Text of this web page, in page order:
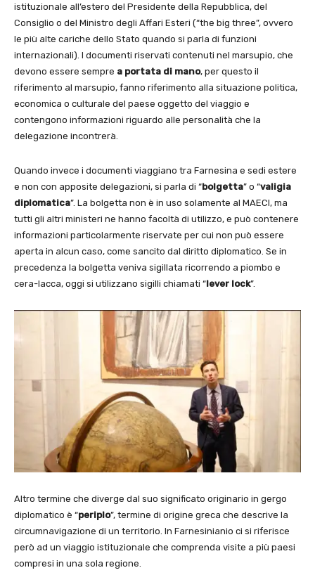
istituzionale all’estero del Presidente della Repubblica, del
Consiglio o del Ministro degli Affari Esteri (“the big three”, ovvero
le più alte cariche dello Stato quando si parla di funzioni
internazionali). I documenti riservati contenuti nel marsupio, che
devono essere sempre a portata di mano, per questo il
riferimento al marsupio, fanno riferimento alla situazione politica,
economica o culturale del paese oggetto del viaggio e
contengono informazioni riguardo alle personalità che la
delegazione incontrerà.
Quando invece i documenti viaggiano tra Farnesina e sedi estere
e non con apposite delegazioni, si parla di “bolgetta” o “valigia
diplomatica”. La bolgetta non è in uso solamente al MAECI, ma
tutti gli altri ministeri ne hanno facoltà di utilizzo, e può contenere
informazioni particolarmente riservate per cui non può essere
aperta in alcun caso, come sancito dal diritto diplomatico. Se in
precedenza la bolgetta veniva sigillata ricorrendo a piombo e
cera-lacca, oggi si utilizzano sigilli chiamati “lever lock”.
Altro termine che diverge dal suo significato originario in gergo
diplomatico è “periplo”, termine di origine greca che descrive la
circumnavigazione di un territorio. In Farnesinianio ci si riferisce
però ad un viaggio istituzionale che comprenda visite a più paesi
compresi in una sola regione.